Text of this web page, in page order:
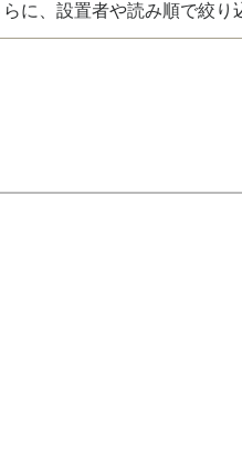
に、設置者や読み順で絞り